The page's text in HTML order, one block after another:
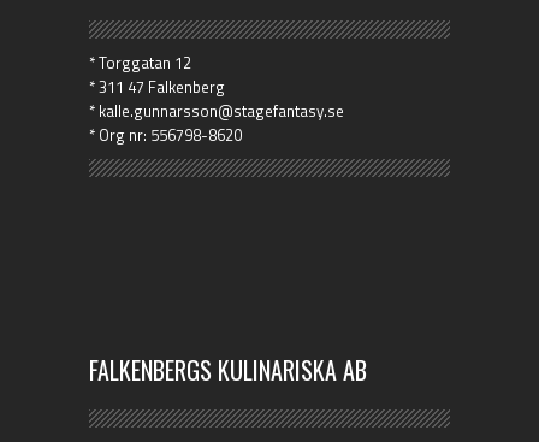
* Torggatan 12
* 311 47 Falkenberg
* kalle.gunnarsson@stagefantasy.se
* Org nr: 556798-8620
FALKENBERGS KULINARISKA AB